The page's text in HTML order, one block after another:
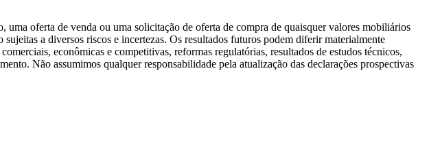
oferta de venda ou uma solicitação de oferta de compra de quaisquer valores mobiliários
a diversos riscos e incertezas. Os resultados futuros podem diferir materialmente
econômicas e competitivas, reformas regulatórias, resultados de estudos técnicos,
Não assumimos qualquer responsabilidade pela atualização das declarações prospectivas